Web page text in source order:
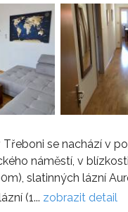
se nachází v
náměstí, v
slatinných lázní
(1... zobrazit detail